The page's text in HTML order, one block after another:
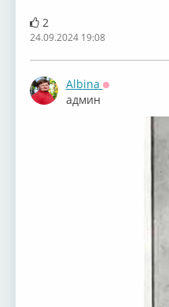
2
24.09.2024 19:08
Albina
админ